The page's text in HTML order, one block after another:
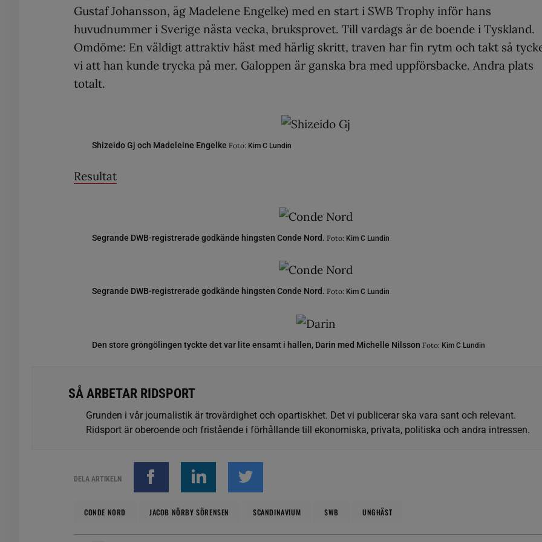
Gustaf Johansson, äg Madelene Engelke) med en start i SWB Trophy inför hans
huvudnummer i Sverige nästa vecka, bruksprovet. Till vardags är de boende i Tyskland.
Omdöme: En väldigt attraktiv häst med härlig skritt, traven har fin rytm och takt så
vi att han kunde trycka på mer. Galoppen är ganska bra med uppförsbacke. Andra plats
totalt.
Shizeido Gj och Madeleine Engelke Foto: Kim C Lundin
Resultat
Segrande DWB-registrerade godkände hingsten Conde Nord. Foto: Kim C Lundin
Segrande DWB-registrerade godkände hingsten Conde Nord. Foto: Kim C Lundin
Den store gröngölingen tyckte det var lite ensamt i hallen, Darin med Michelle Nilsson Foto: Kim C Lundin
SÅ ARBETAR RIDSPORT
Grunden i vår journalistik är trovärdighet och opartiskhet. Det vi publicerar ska vara sant och relevant.
Ridsport är oberoende och fristående i förhållande till ekonomiska, privata, politiska och andra intressen.
DELA ARTIKELN
CONDE NORD JACOB NÖRBY SÖRENSEN SCANDINAVIUM SWB UNGHÄST